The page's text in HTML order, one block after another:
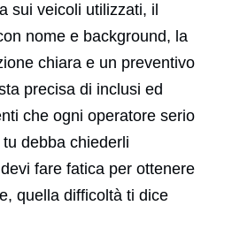
sui veicoli utilizzati, il
nome e background, la
chiara e un preventivo
precisa di inclusi ed
che ogni operatore serio
debba chiederli
fare fatica per ottenere
quella difficoltà ti dice